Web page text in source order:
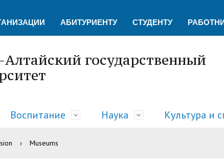
АБИТУРИЕНТУ СТУДЕНТУ
Алтайский государственный
Воспитание
деятельности
Наука Культура и
› Museums